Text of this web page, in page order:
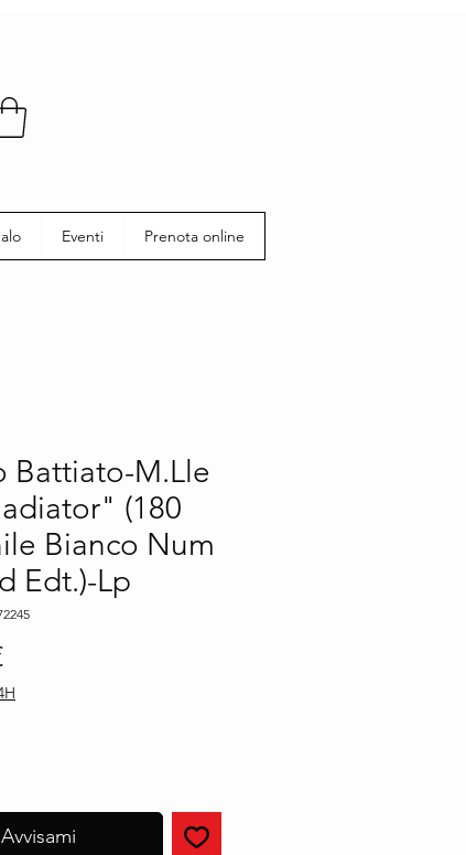
Eventi Prenota online
Battiato-M.Lle
(180
Bianco Num
Edt.)-Lp
Prezzo
Avvisami